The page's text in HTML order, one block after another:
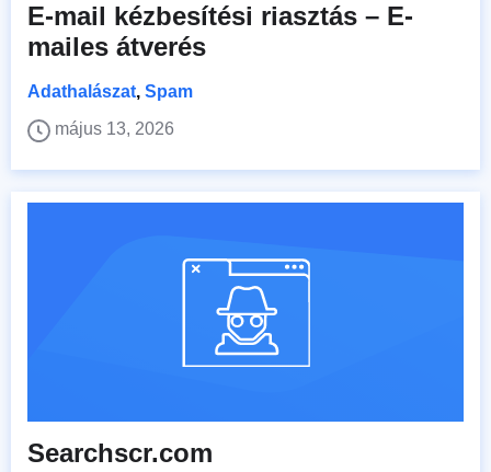
E-mail kézbesítési riasztás – E-
mailes átverés
Adathalászat, Spam
május 13, 2026
Searchscr.com